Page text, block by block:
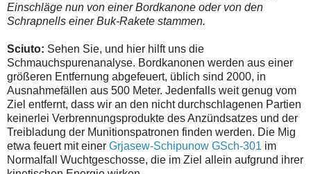
Einschläge nun von einer Bordkanone oder von den
Schrapnells einer Buk-Rakete stammen.
Sciuto: Sehen Sie, und hier hilft uns die
Schmauchspurenanalyse. Bordkanonen werden aus einer
größeren Entfernung abgefeuert, üblich sind 2000, in
Ausnahmefällen aus 500 Meter. Jedenfalls weit genug vom
Ziel entfernt, dass wir an den nicht durchschlagenen Partien
keinerlei Verbrennungsprodukte des Anzündsatzes und der
Treibladung der Munitionspatronen finden werden. Die Mig
etwa feuert mit einer Grjasew-Schipunow GSch-301 im
Normalfall Wuchtgeschosse, die im Ziel allein aufgrund ihrer